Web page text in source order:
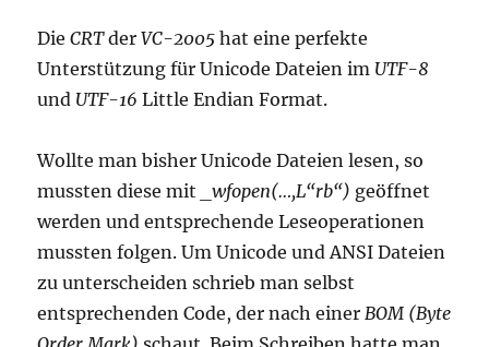
DieCRTderVC-2005hat eine perfekte
Unterstützung für Unicode Dateien im UTF-8
und UTF-16Little Endian Format.
Wollte man bisher Unicode Dateien lesen, so
mussten diese mit
_wfopen(…,L“rb“) geöffnet
werden und entsprechende Leseoperationen
mussten folgen. Um Unicode und ANSI Dateien
zu unterscheiden schrieb man selbst
entsprechenden Code, der nach einerBOM (Byte